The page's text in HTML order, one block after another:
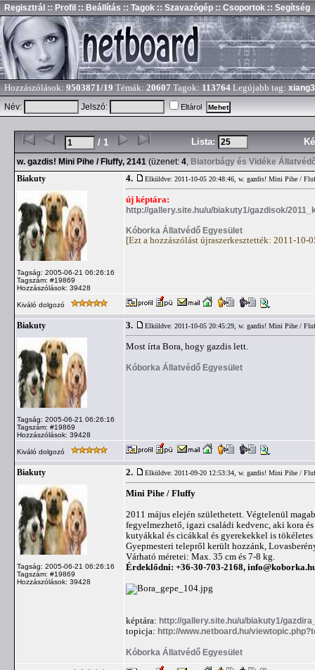
Regisztrál :: Profil :: Beállítás :: Tagok :: Szavazógép :: Csoportok :: Segítség
Hozzászólások: 9503871/19 Témák: 20607 Tagok: 113764 Legújabb tag:
Név:
Jelszó: Eltárol
/ 1 Lista:
w. gazdis! Mini Pihe / Fluffy, 2141 (üzenet: 4, Biatorbágy és Vidéke
Biakuty
Tagság: 2005-06-21 06:26:16
Tagszám: #19869
Hozzászólások: 39428
4. Elküldve: 2011-10-05 20:48:46, w. gazdis! Mini Pihe /
új képtára:
http://gallery.site.hu/u/biakuty1/gazdisok/
Kóborka Állatvédő Egyesület
[Ezt a hozzászólást újraszerkesztették: 2011-10-
Kiváló dolgozó
Biakuty
Tagság: 2005-06-21 06:26:16
Tagszám: #19869
Hozzászólások: 39428
3. Elküldve: 2011-10-05 20:45:29, w. gazdis! Mini Pihe /
Most írta Bora, hogy gazdis lett.
Kóborka Állatvédő Egyesület
Kiváló dolgozó
Biakuty
Tagság: 2005-06-21 06:26:16
Tagszám: #19869
Hozzászólások: 39428
2. Elküldve: 2011-09-20 12:53:34, w. gazdis! Mini Pihe /
Mini Pihe / Fluffy
2011 május elején születhetett. Végtelenül
fegyelmezhető, igazi családi kedvenc, aki kora
kutyákkal és cicákkal és gyerekekkel is tökéletes
Gyepmesteri telepről került hozzánk,
Várható méretei: Max. 35 cm és 7-8 kg.
Érdeklődni: +36-30-703-2168,
képtára: http://gallery.site.hu/u/biakuty1/
topicja: http://www.netboard.hu/
Kóborka Állatvédő Egyesület